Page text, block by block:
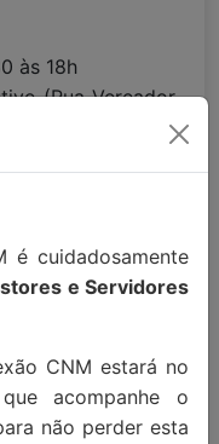
às 18h
(Rua Vereador
Francisco
ou whats
é cuidadosamente
e Servidores
CNM estará no
acompanhe o
não perder esta